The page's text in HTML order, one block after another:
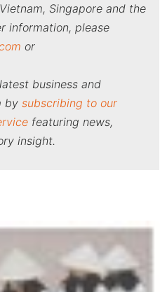
Singapore and the
information, please
or
business and
by subscribing to our
featuring news,
insight.